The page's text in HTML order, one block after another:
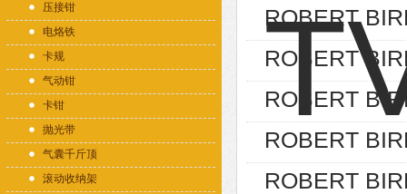
压接钳
电烙铁
卡规
气动钳
卡钳
抛光带
气囊千斤顶
滚动收纳架
ROBERT
ROBERT
ROBERT
ROBERT
ROBERT